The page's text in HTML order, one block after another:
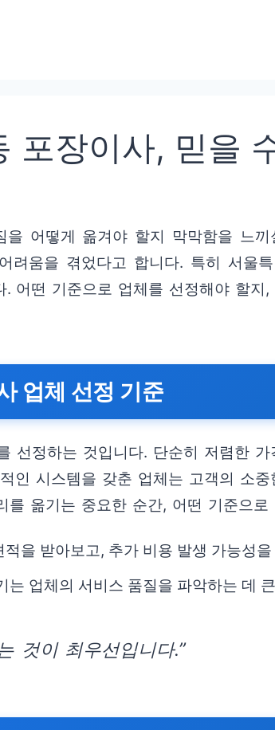
포장이사, 믿을
어떻게 옮겨야 할지 막막함을 느
움을 겪었다고 합니다. 특히 서울
떤 기준으로 업체를 선정해야 할지
업체 선정 기준
선정하는 것입니다. 단순히 저렴한
인 시스템을 갖춘 업체는 고객의 소
옮기는 중요한 순간, 어떤 기준으
을 받아보고, 추가 비용 발생 가능성
는 업체의 서비스 품질을 파악하는 데
것이 최우선입니다.”